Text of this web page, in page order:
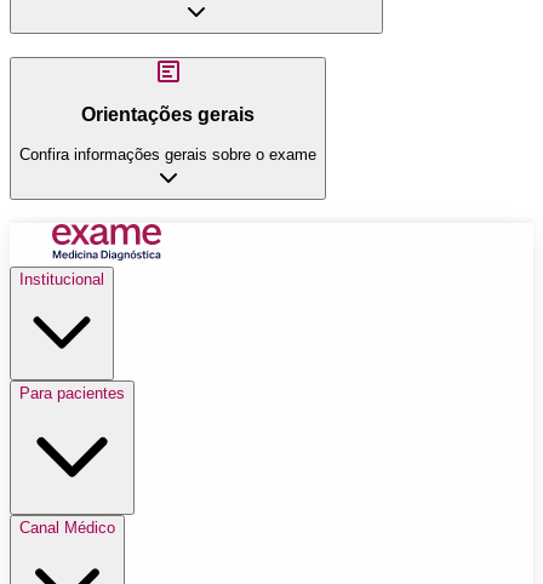
Orientações gerais
Confira informações gerais sobre o exame
Institucional
Para pacientes
Canal Médico